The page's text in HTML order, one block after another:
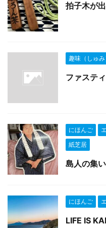
拍子木が
趣味（しゅみ
ファステ
にほんご
紙芝居
島人の集
にほんご
LIFE IS